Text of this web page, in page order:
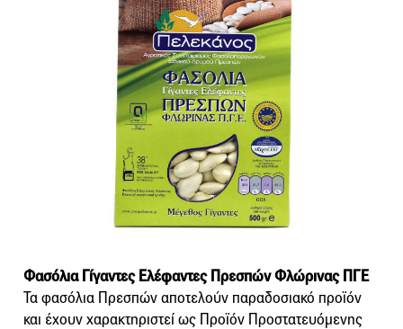
Φασόλια Γίγαντες Ελέφαντες Πρεσπών Φλώρινας ΠΓΕ
Τα φασόλια Πρεσπών αποτελούν παραδοσιακό προϊόν
και έχουν χαρακτηριστεί ως Προϊόν Προστατευόμενης